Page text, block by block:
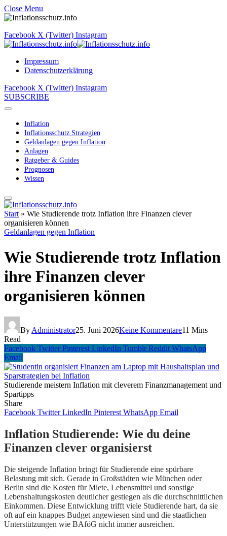
Close Menu
Facebook X (Twitter) Instagram
Impressum
Datenschutzerklärung
Facebook X (Twitter) Instagram
SUBSCRIBE
Inflation
Inflationsschutz Strategien
Geldanlagen gegen Inflation
Anlagen
Ratgeber & Guides
Prognosen
Wissen
Start » Wie Studierende trotz Inflation ihre Finanzen clever
organisieren können
Geldanlagen gegen Inflation
Wie Studierende trotz Inflation
ihre Finanzen clever
organisieren können
By Administrator25. Juni 2026Keine Kommentare11 Mins
Read
Facebook Twitter Pinterest LinkedIn Tumblr Reddit WhatsApp
Email
Studierende meistern Inflation mit cleverem Finanzmanagement und
Spartipps
Share
Facebook Twitter LinkedIn Pinterest WhatsApp Email
Inflation Studierende: Wie du deine
Finanzen clever organisierst
Die steigende Inflation bringt für Studierende eine spürbare
Belastung mit sich. Gerade in Großstädten wie München oder
Berlin sind die Kosten für Miete, Lebensmittel und sonstige
Lebenshaltungskosten deutlicher gestiegen als die durchschnittlichen
Einkommen. Diese Entwicklung trifft viele Studierende hart, da sie
oft auf ein knappes Budget angewiesen sind und die staatlichen
Unterstützungen wie BAföG nicht immer ausreichen.